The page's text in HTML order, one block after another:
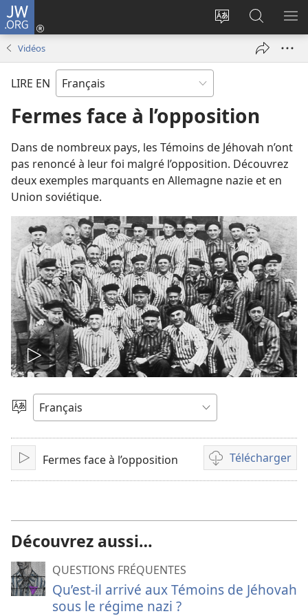
JW.ORG
Changer
langue
Se
connecter
nouvelle
sur
JW.ORG
Vidéos
LIRE EN
Fermes face à l’opposition
Dans de nombreux pays, les Témoins de Jéhovah n’ont
pas renoncé à leur foi malgré l’opposition. Découvrez
deux exemples marquants en Allemagne nazie et en
Union soviétique.
Lire
la
vidéo
Choisir
langue
Lire Fermes face à l’opposition Télécharger
Options
de
Découvrez aussi…
QUESTIONS FRÉQUENTES
Qu’est-il arrivé aux Témoins de Jéhovah
sous le régime nazi ?